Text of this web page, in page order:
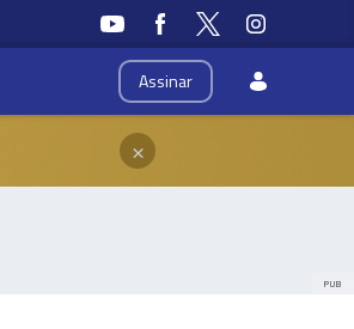
Assinar
×
PUB